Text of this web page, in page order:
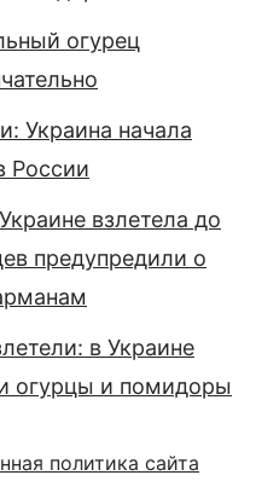
огурец
Украина начала
России
взлетела до
предупредили о
в Украине
огурцы и помидоры
политика сайта